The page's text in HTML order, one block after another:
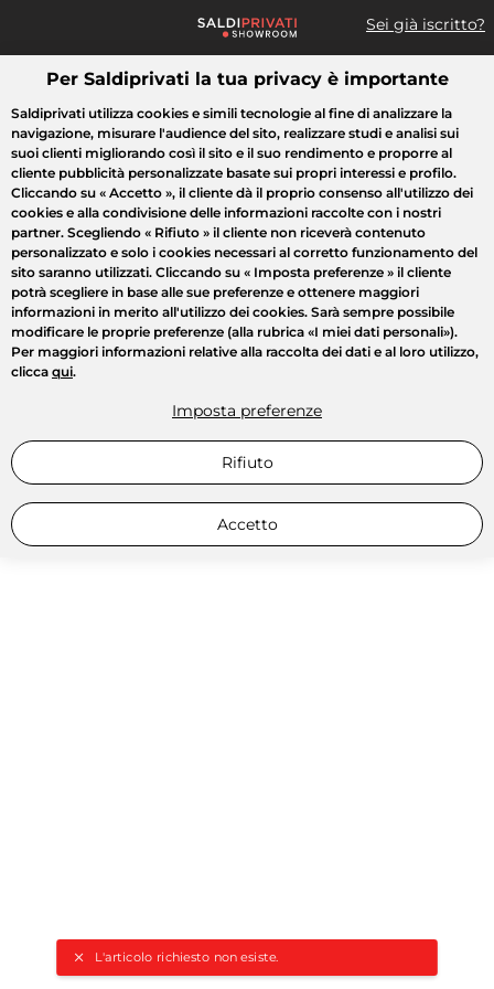
Sei già iscritto?
Cosa cerchi?
L'articolo richiesto non esiste.
Tutte le vendite Moda Casa Bellezza Elettrodomestici
Per Saldiprivati la tua privacy è importante
Saldiprivati utilizza cookies e simili tecnologie al fine di analizzare la
navigazione, misurare l'audience del sito, realizzare studi e analisi sui
suoi clienti migliorando così il sito e il suo rendimento e proporre al
cliente pubblicità personalizzate basate sui propri interessi e profilo.
Cliccando su « Accetto », il cliente dà il proprio consenso all'utilizzo dei
cookies e alla condivisione delle informazioni raccolte con i nostri
partner. Scegliendo « Rifiuto » il cliente non riceverà contenuto
personalizzato e solo i cookies necessari al corretto funzionamento del
sito saranno utilizzati. Cliccando su « Imposta preferenze » il cliente
potrà scegliere in base alle sue preferenze e ottenere maggiori
informazioni in merito all'utilizzo dei cookies. Sarà sempre possibile
modificare le proprie preferenze (alla rubrica «I miei dati personali»).
Per maggiori informazioni relative alla raccolta dei dati e al loro utilizzo,
clicca qui.
Imposta preferenze
Rifiuto
Accetto